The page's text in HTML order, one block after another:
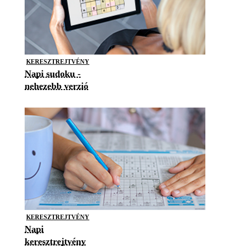
KERESZTREJTVÉNY
Napi sudoku -
nehezebb verzió
KERESZTREJTVÉNY
Napi
keresztrejtvény